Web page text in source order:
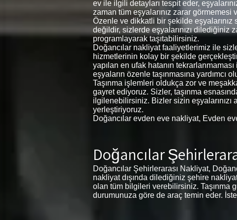
ev ile ilgili detayları tespit eder,
zaman tüm eşyalarınız zarar görmemesi
Özenle ve dikkatli bir şekilde eşyalarınız
değildir, sizlerde eşyalarınızı dilediğiniz
programlayarak taşıtabilirsiniz.
Doğancılar nakliyat faaliyetlerimiz ile
hizmetlerinin kolay bir şekilde
yapılan en ufak hatanın
eşyaların özenle taşınmasına yardımcı
Taşınma işlemleri oldukça zor ve
gayret ediyoruz. Sizler, taşınma
ilgilenebilirsiniz. Bizler sizin
yerleştiriyoruz.
Doğancılar evden eve nakliyat, Evden
Doğancılar
Doğancılar Şehirlerarası Nakliyat,
nakliyat dışında dilediğiniz şehire
olan tüm bilgileri verebilirsiniz. Taşınma
durumunuza göre de araç temin eder.